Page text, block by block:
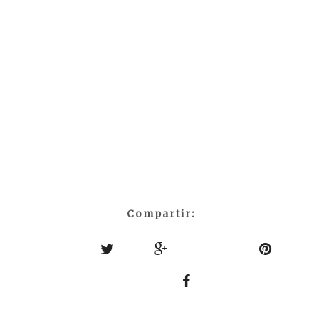
Compartir: